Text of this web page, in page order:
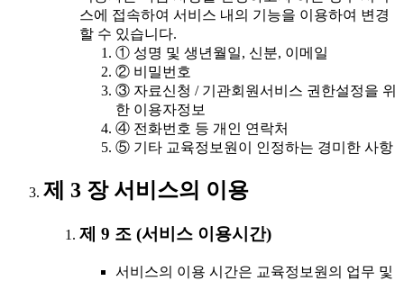
스에 접속하여 서비스 내의 기능을 이용하여 변경
할 수 있습니다.
① 성명 및 생년월일, 신분, 이메일
② 비밀번호
③ 자료신청 / 기관회원서비스 권한설정을 위
한 이용자정보
④ 전화번호 등 개인 연락처
⑤ 기타 교육정보원이 인정하는 경미한 사항
제 3 장 서비스의 이용
제 9 조 (서비스 이용시간)
서비스의 이용 시간은 교육정보원의 업무 및